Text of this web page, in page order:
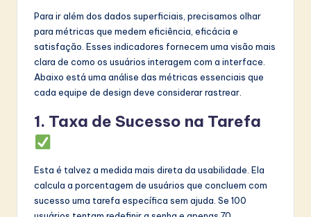
Para ir além dos dados superficiais, precisamos olhar
para métricas que medem eficiência, eficácia e
satisfação. Esses indicadores fornecem uma visão mais
clara de como os usuários interagem com a interface.
Abaixo está uma análise das métricas essenciais que
cada equipe de design deve considerar rastrear.
1. Taxa de Sucesso na Tarefa
Esta é talvez a medida mais direta da usabilidade. Ela
calcula a porcentagem de usuários que concluem com
sucesso uma tarefa específica sem ajuda. Se 100